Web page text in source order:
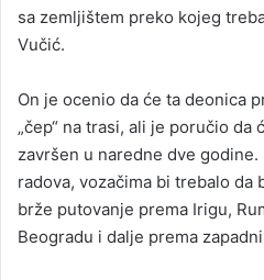
sa zemljištem preko kojeg
Vučić.
On je ocenio da će ta deonica
„čep“ na trasi, ali je poručio
završen u naredne dve
radova, vozačima bi trebalo da
brže putovanje prema Irigu,
Beogradu i dalje prema